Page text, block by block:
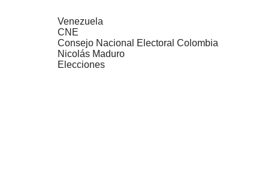
Venezuela
CNE
Consejo Nacional Electoral Colombia
Nicolás Maduro
Elecciones